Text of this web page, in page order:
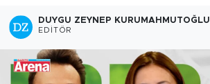
DUYGU ZEYNEP KURUMAHMUTOĞLU
EDITÖR